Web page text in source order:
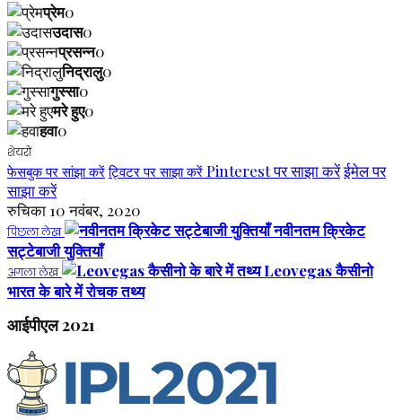
प्रेम0
उदास0
प्रसन्न0
निद्रालु0
गुस्सा0
मरे हुए0
हवा0
शेयरों
फेसबुक पर सांझा करें ट्विटर पर साझा करें Pinterest पर साझा करेंईमेल पर
साझा करें
रुचिका 10 नवंबर, 2020
पिछला लेख
नवीनतम क्रिकेट
सट्टेबाजी युक्तियाँ
अगला लेख
Leovegas कैसीनो
भारत के बारे में रोचक तथ्य
आईपीएल 2021